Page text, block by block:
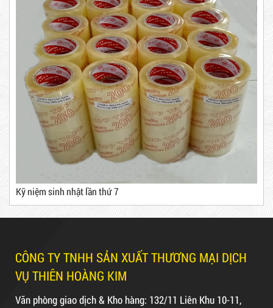
Băng Keo
Hot
5,000 VNĐ5,200 VNĐ
Máy rút màng co
Máy cắt lõi giấy
Dây rút nhựa trắng và đen 15cm,
4*150
Kỹ niệm sinh nhật lần thứ 7
CÔNG TY TNHH SẢN XUẤT THƯƠNG MẠI DỊCH
VỤ THIÊN HOÀNG KIM
Văn phòng giao dịch & Kho hàng: 132/11 Liên Khu 10-11,